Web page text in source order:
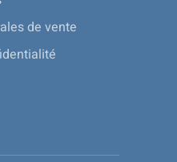
de vente